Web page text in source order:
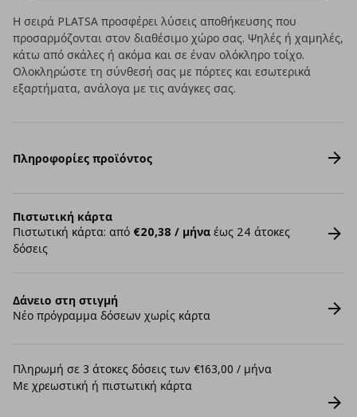
Η σειρά PLATSA προσφέρει λύσεις αποθήκευσης που
προσαρμόζονται στον διαθέσιμο χώρο σας. Ψηλές ή χαμηλές,
κάτω από σκάλες ή ακόμα και σε έναν ολόκληρο τοίχο.
Ολοκληρώστε τη σύνθεσή σας με πόρτες και εσωτερικά
εξαρτήματα, ανάλογα με τις ανάγκες σας.
Πληροφορίες προϊόντος
Πιστωτική κάρτα
Πιστωτική κάρτα: από €20,38 / μήνα έως 24 άτοκες
δόσεις
Δάνειο στη στιγμή
Νέο πρόγραμμα δόσεων χωρίς κάρτα
Πληρωμή σε 3 άτοκες δόσεις των €163,00 / μήνα
Με χρεωστική ή πιστωτική κάρτα